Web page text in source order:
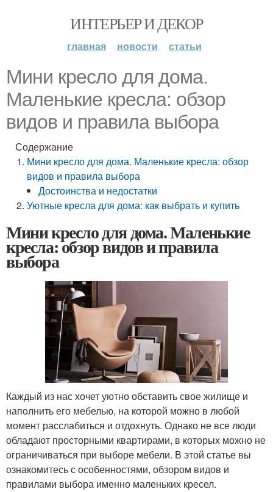
ИНТЕРЬЕР И ДЕКОР
главная новости статьи
Мини кресло для дома.
Маленькие кресла: обзор
видов и правила выбора
Содержание
Мини кресло для дома. Маленькие кресла: обзор
видов и правила выбора
Достоинства и недостатки
Уютные кресла для дома: как выбрать и купить
Мини кресло для дома. Маленькие
кресла: обзор видов и правила
выбора
Каждый из нас хочет уютно обставить свое жилище и
наполнить его мебелью, на которой можно в любой
момент расслабиться и отдохнуть. Однако не все люди
обладают просторными квартирами, в которых можно не
ограничиваться при выборе мебели. В этой статье вы
ознакомитесь с особенностями, обзором видов и
правилами выбора именно маленьких кресел.